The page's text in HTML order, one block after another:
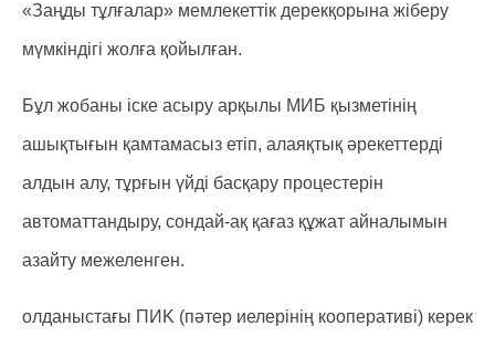
«Заңды тұлғалар» мемлекеттік дерекқорына жіберу
мүмкіндігі жолға қойылған.
Бұл жобаны іске асыру арқылы МИБ қызметінің
ашықтығын қамтамасыз етіп, алаяқтық әрекеттерді
алдын алу, тұрғын үйді басқару процестерін
автоматтандыру, сондай-ақ қағаз құжат айналымын
азайту межеленген.
олданыстағы ПИK (пәтер иелерінің кооперативі) керек